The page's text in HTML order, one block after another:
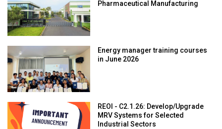
Pharmaceutical Manufacturing
Energy manager training courses
in June 2026
REOI - C2.1.26: Develop/Upgrade
MRV Systems for Selected
Industrial Sectors